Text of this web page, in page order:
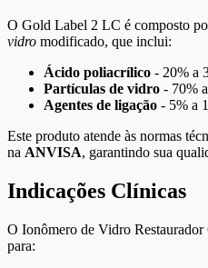
O Gold Label 2 LC é composto
vidro modificado, que inclui:
Ácido poliacrílico - 20% a
Partículas de vidro - 70%
Agentes de ligação - 5% a
Este produto atende às normas
na ANVISA, garantindo sua
Indicações Clínicas
O Ionômero de Vidro
para: